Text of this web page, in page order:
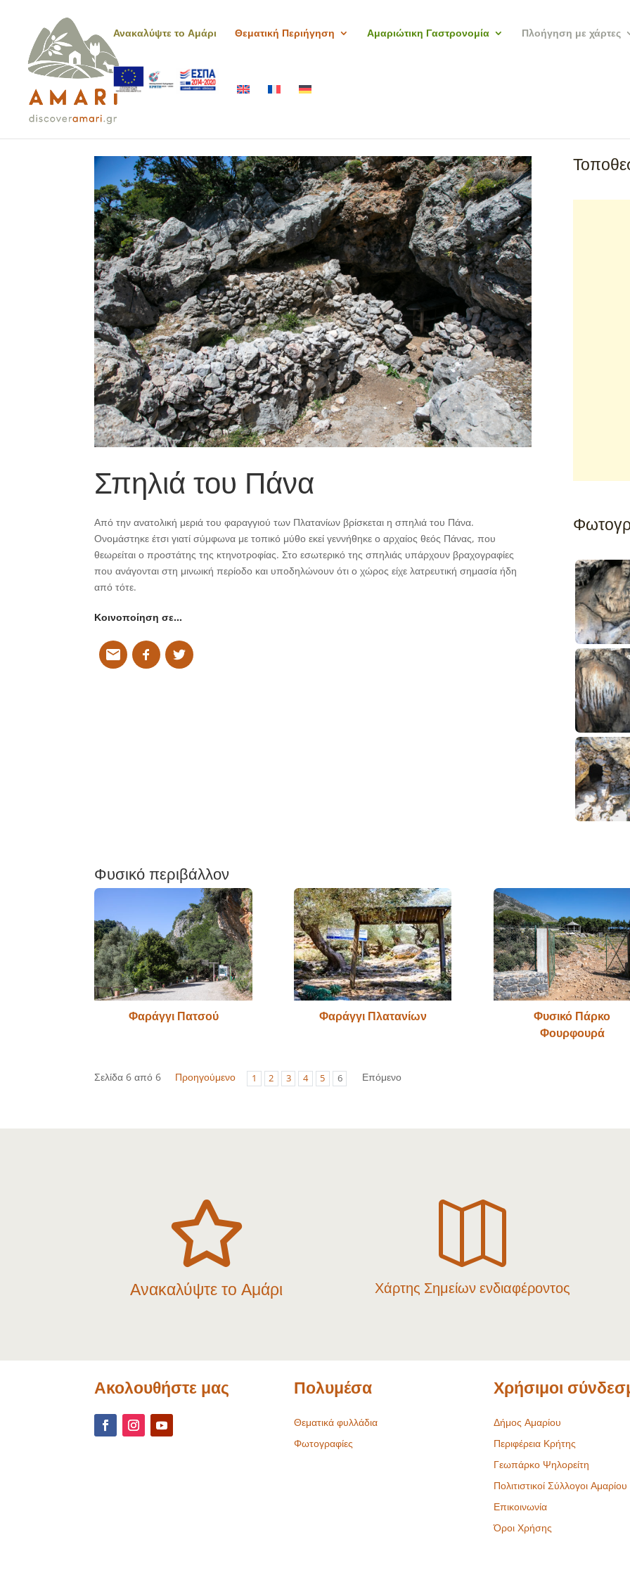
Ανακαλύψτε το Αμάρι Θεματική Περιήγηση Αμαριώτικη Γαστρονομία Πλοήγηση με χάρτες
Σπηλιά του Πάνα
Από την ανατολική μεριά του φαραγγιού των Πλατανίων βρίσκεται η σπηλιά του Πάνα.
Ονομάστηκε έτσι γιατί σύμφωνα με τοπικό μύθο εκεί γεννήθηκε ο αρχαίος θεός Πάνας, που
θεωρείται ο προστάτης της κτηνοτροφίας. Στο εσωτερικό της σπηλιάς υπάρχουν βραχογραφίες
που ανάγονται στη μινωική περίοδο και υποδηλώνουν ότι ο χώρος είχε λατρευτική σημασία ήδη
από τότε.
Κοινοποίηση σε…
Φυσικό περιβάλλον
Φαράγγι Πατσού Φαράγγι Πλατανίων
Φυσικό Πάρκο
Φουρφουρά
Σελίδα 6 από 6 Προηγούμενο 1 2 3 4 5 6 Επόμενο

Ανακαλύψτε το Αμάρι

Χάρτης Σημείων ενδιαφέροντος
Ακολουθήστε μας Πολυμέσα
Θεματικά φυλλάδια
Φωτογραφίες
Χρήσιμοι
Δήμος Αμαρίου
Περιφέρεια Κρήτης
Γεωπάρκο Ψηλορείτη
Πολιτιστικοί Σύλλογοι Αμαρίου
Επικοινωνία
Όροι Χρήσης